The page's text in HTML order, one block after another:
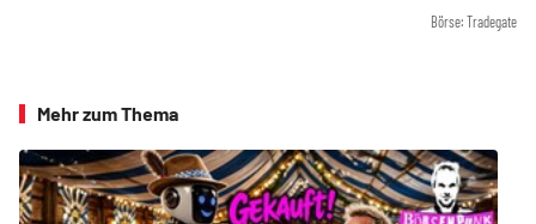
Börse: Tradegate
Mehr zum Thema